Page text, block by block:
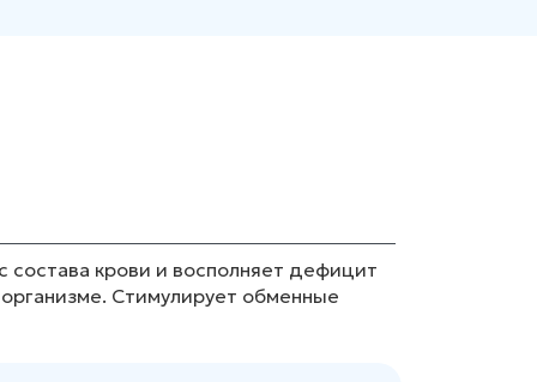
состава крови и восполняет дефицит
Стимулирует обменные